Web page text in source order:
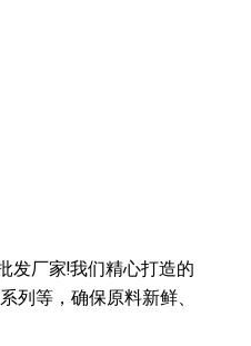
发厂家!我们精心打造的
列等，确保原料新鲜、